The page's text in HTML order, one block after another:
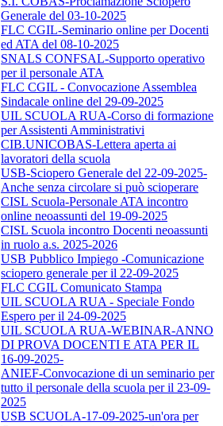
Generale del 03-10-2025
FLC CGIL-Seminario online per Docenti
ed ATA del 08-10-2025
SNALS CONFSAL-Supporto operativo
per il personale ATA
FLC CGIL - Convocazione Assemblea
Sindacale online del 29-09-2025
UIL SCUOLA RUA-Corso di formazione
per Assistenti Amministrativi
CIB.UNICOBAS-Lettera aperta ai
lavoratori della scuola
USB-Sciopero Generale del 22-09-2025-
Anche senza circolare si può scioperare
CISL Scuola-Personale ATA incontro
online neoassunti del 19-09-2025
CISL Scuola incontro Docenti neoassunti
in ruolo a.s. 2025-2026
USB Pubblico Impiego -Comunicazione
sciopero generale per il 22-09-2025
FLC CGIL Comunicato Stampa
UIL SCUOLA RUA - Speciale Fondo
Espero per il 24-09-2025
UIL SCUOLA RUA-WEBINAR-ANNO
DI PROVA DOCENTI E ATA PER IL
16-09-2025-
ANIEF-Convocazione di un seminario per
tutto il personale della scuola per il 23-09-
2025
USB SCUOLA-17-09-2025-un'ora per